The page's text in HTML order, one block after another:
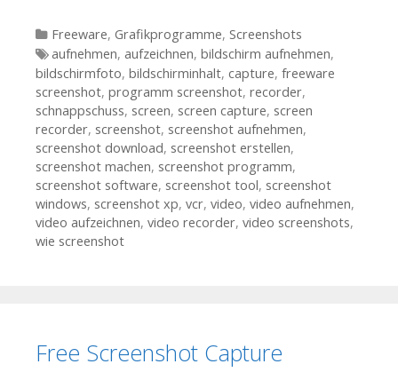
Kategorien
Freeware, Grafikprogramme, Screenshots
Tags
aufnehmen, aufzeichnen, bildschirm aufnehmen,
bildschirmfoto, bildschirminhalt, capture, freeware
screenshot, programm screenshot, recorder,
schnappschuss, screen, screen capture, screen
recorder, screenshot, screenshot aufnehmen,
screenshot download, screenshot erstellen,
screenshot machen, screenshot programm,
screenshot software, screenshot tool, screenshot
windows, screenshot xp, vcr, video, video aufnehmen,
video aufzeichnen, video recorder, video screenshots,
wie screenshot
Free Screenshot Capture